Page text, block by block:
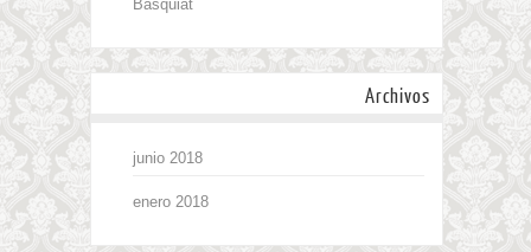
Basquiat
Archivos
junio 2018
enero 2018